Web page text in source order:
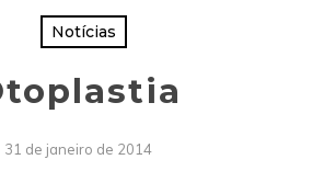
Notícias
31 de janeiro de 2014